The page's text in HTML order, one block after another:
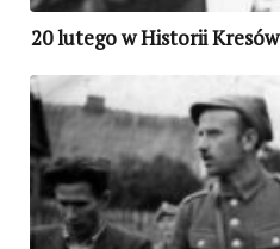
20 lutego w Historii Kresów